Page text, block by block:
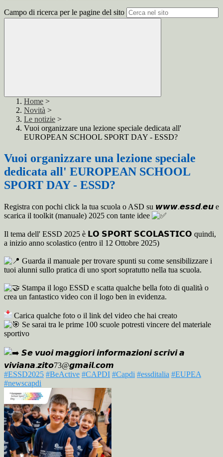
Campo di ricerca per le pagine del sito
Home >
Novità >
Le notizie >
Vuoi organizzare una lezione speciale dedicata all'
EUROPEAN SCHOOL SPORT DAY - ESSD?️
Vuoi organizzare una lezione speciale
dedicata all' EUROPEAN SCHOOL
SPORT DAY - ESSD?️
Registra con pochi click la tua scuola o ASD su 𝙬𝙬𝙬.𝙚𝙨𝙨𝙙.𝙚𝙪 e
scarica il toolkit (manuale) 2025 con tante idee
Il tema dell' ESSD 2025 è 𝗟𝗢 𝗦𝗣𝗢𝗥𝗧 𝗦𝗖𝗢𝗟𝗔𝗦𝗧𝗜𝗖𝗢 quindi,
a inizio anno scolastico (entro il 12 Ottobre 2025)
Guarda il manuale per trovare spunti su come sensibilizzare i
tuoi alunni sullo pratica di uno sport sopratutto nella tua scuola.
Stampa il logo ESSD e scatta qualche bella foto di qualità o
crea un fantastico video con il logo ben in evidenza.
Carica qualche foto o il link del video che hai creato
Se sarai tra le prime 100 scuole potresti vincere del materiale
sportivo
𝙎𝙚 𝙫𝙪𝙤𝙞 𝙢𝙖𝙜𝙜𝙞𝙤𝙧𝙞 𝙞𝙣𝙛𝙤𝙧𝙢𝙖𝙯𝙞𝙤𝙣𝙞 𝙨𝙘𝙧𝙞𝙫𝙞 𝙖
𝙫𝙞𝙫𝙞𝙖𝙣𝙖.𝙯𝙞𝙩𝙤73@𝙜𝙢𝙖𝙞𝙡.𝙘𝙤𝙢
#ESSD2025 #BeActive #CAPDI #Capdi #essditalia #EUPEA
#newscapdi